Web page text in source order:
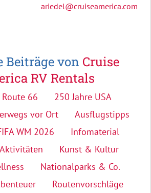
ariedel@cruiseamerica.com
Beiträge von Cruise
RV Rentals
66
250 Jahre USA
vor Ort
Ausflugstipps
WM 2026
Infomaterial
Kunst & Kultur
Nationalparks & Co.
Routenvorschläge